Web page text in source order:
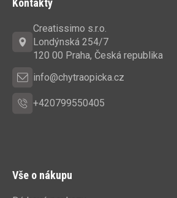
Kontakty
Creatissimo s.r.o.
Londýnská 254/7
120 00 Praha, Česká republika
info@chytraopicka.cz
+420799550405
Vše o nákupu